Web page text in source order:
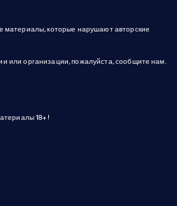
которые нарушают авторские
или организации, пожалуйста, сообщите нам.
18+!